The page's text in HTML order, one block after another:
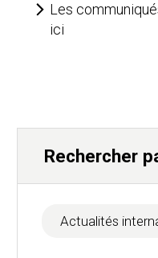
Les
ici
Rechercher
Actualités